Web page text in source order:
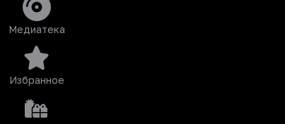
Медиатека
Избранное